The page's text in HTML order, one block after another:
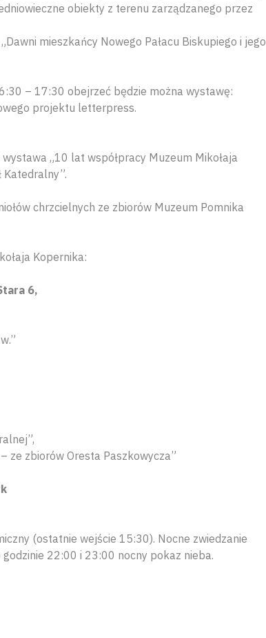
obiekty z terenu zarządzanego przez
mieszkańcy Nowego Pałacu Biskupiego i jego
– 17:30 obejrzeć będzie można wystawę:
projektu letterpress.
„10 lat współpracy Muzeum Mikołaja
Katedralny”.
chrzcielnych ze zbiorów Muzeum Pomnika
Kopernika:
6,
ze zbiorów Oresta Paszkowycza”
(ostatnie wejście 15:30). Nocne zwiedzanie
22:00 i 23:00 nocny pokaz nieba.